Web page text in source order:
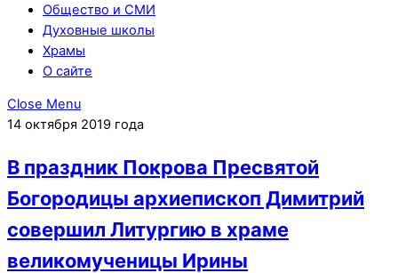
Общество и СМИ
Духовные школы
Храмы
О сайте
Close Menu
14 октября 2019 года
В праздник Покрова Пресвятой
Богородицы архиепископ Димитрий
совершил Литургию в храме
великомученицы Ирины